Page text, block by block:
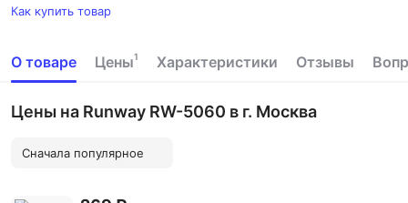
Как купить товар
О товаре Цены1 Характеристики Отзывы
Цены на Runway RW-5060 в г. Москва
Сначала популярное